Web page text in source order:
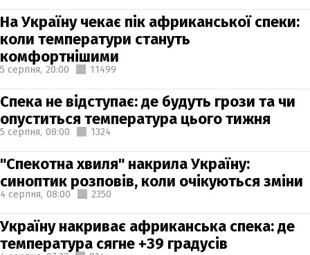
На Україну чекає пік африканської спеки:
коли температури стануть
комфортнішими
5 серпня, 20:00 11499
Спека не відступає: де будуть грози та чи
опуститься температура цього тижня
5 серпня, 08:00 1324
"Спекотна хвиля" накрила Україну:
синоптик розповів, коли очікуються зміни
4 серпня, 08:00 2350
Україну накриває африканська спека: де
температура сягне +39 градусів